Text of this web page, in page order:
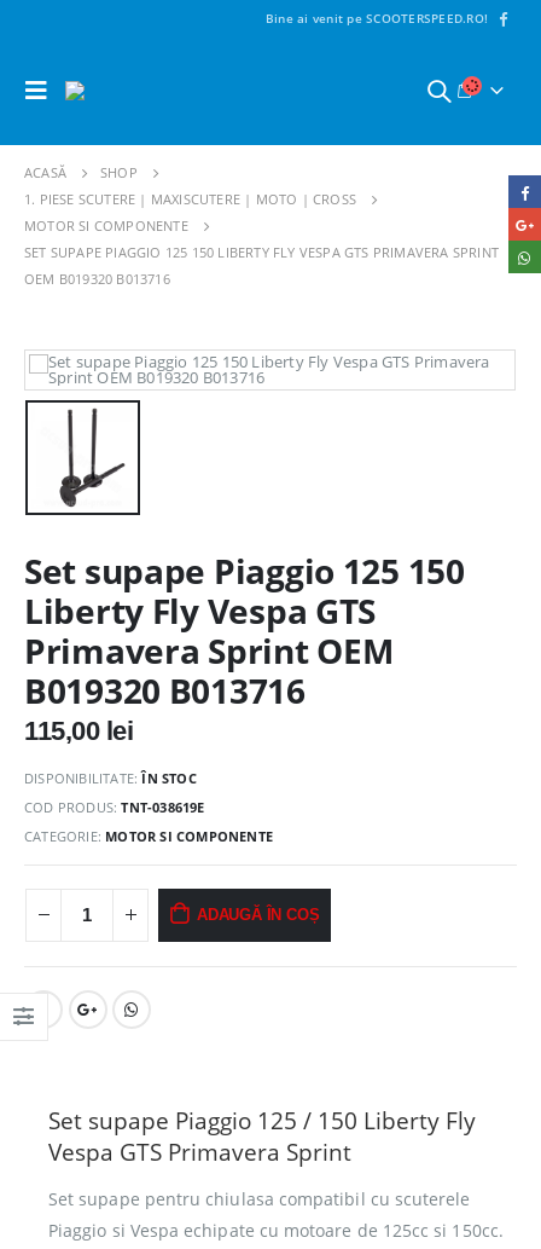
Bine ai venit pe SCOOTERSPEED.RO!
ACASĂ
SHOP
1. PIESE SCUTERE | MAXISCUTERE | MOTO | CROSS
MOTOR SI COMPONENTE
SET SUPAPE PIAGGIO 125 150 LIBERTY FLY VESPA GTS PRIMAVERA SPRINT
OEM B019320 B013716
Set supape Piaggio 125 150
Liberty Fly Vespa GTS
Primavera Sprint OEM
B019320 B013716
115,00 lei
DISPONIBILITATE:ÎN STOC
COD PRODUS:TNT-038619E
CATEGORIE: MOTOR SI COMPONENTE
ADAUGĂ ÎN COȘ
Set supape Piaggio 125 / 150 Liberty Fly
Vespa GTS Primavera Sprint
Set supape pentru chiulasa compatibil cu scuterele
Piaggio si Vespa echipate cu motoare de 125cc si 150cc.